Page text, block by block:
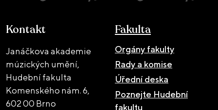
Kontakt
Janáčkova akademie
múzických umění,
Hudební fakulta
Komenského nám. 6,
602 00 Brno
Fakulta
Orgány fakulty
Rady a komise
Úřední deska
Poznejte Hudební
fakultu